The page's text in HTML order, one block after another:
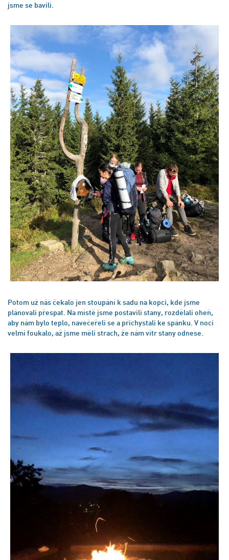
jsme se bavili.
Potom už nás čekalo jen stoupání k sadu na kopci, kde jsme
plánovali přespat. Na místě jsme postavili stany, rozdělali oheň,
aby nám bylo teplo, navečeřeli se a přichystali ke spánku. V noci
velmi foukalo, až jsme měli strach, že nám vítr stany odnese.